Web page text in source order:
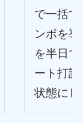
で一括
ンボを
を半日
ート打
状態に